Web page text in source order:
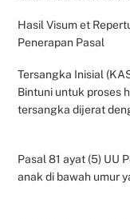
Hasil Visum et
​Penerapan Pasal
Tersangka Inisial
Bintuni untuk proses
tersangka dijerat
Pasal 81 ayat (5) UU
anak di bawah umur